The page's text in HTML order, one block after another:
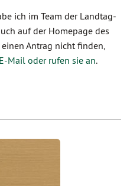
ich im Team der Landtag-
auf der Homepage des
Antrag nicht finden,
E-Mail oder rufen sie an.